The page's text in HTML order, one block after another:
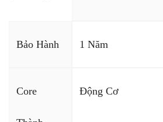
Bảo Hành 1 Năm
Core Động Cơ